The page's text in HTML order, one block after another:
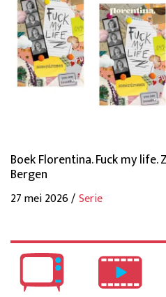
Boek Florentina. Fuck my
Bergen
27 mei 2026 /Serie